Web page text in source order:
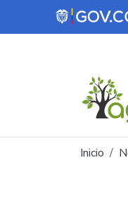
Pasar al contenido
Inicio